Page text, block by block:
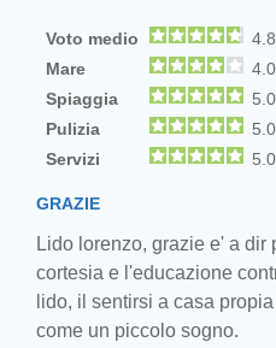
Voto medio
4.8
Mare
4.0
Spiaggia
5.0
Pulizia
5.0
Servizi
5.0
GRAZIE
Lido lorenzo, grazie e' a dir
cortesia e l'educazione
lido, il sentirsi a casa
come un piccolo sogno.